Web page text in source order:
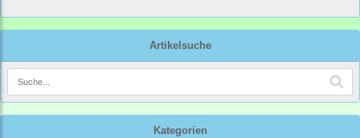
Artikelsuche
Kategorien